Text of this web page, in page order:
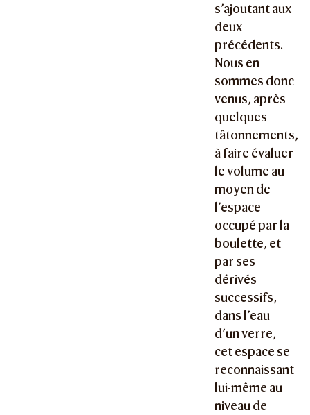
s’ajoutant aux
deux
précédents.
Nous en
sommes donc
venus, après
quelques
tâtonnements,
à faire évaluer
le volume au
moyen de
l’espace
occupé par la
boulette, et
par ses
dérivés
successifs,
dans l’eau
d’un verre,
cet espace se
reconnaissant
lui-même au
niveau de